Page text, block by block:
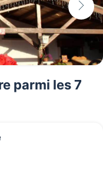
parmi les 7